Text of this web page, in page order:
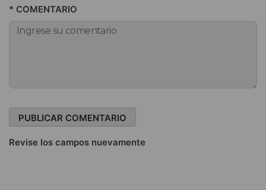
* COMENTARIO
Revise los campos nuevamente